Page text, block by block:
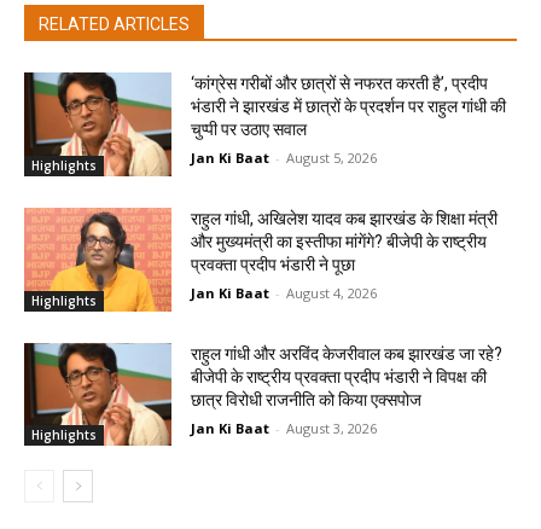
RELATED ARTICLES
Highlights
‘कांग्रेस गरीबों और छात्रों से नफरत करती है’, प्रदीप
भंडारी ने झारखंड में छात्रों के प्रदर्शन पर राहुल गांधी की
चुप्पी पर उठाए सवाल
Jan Ki Baat - August 5, 2026
Highlights
राहुल गांधी, अखिलेश यादव कब झारखंड के शिक्षा मंत्री
और मुख्यमंत्री का इस्तीफा मांगेंगे? बीजेपी के राष्ट्रीय
प्रवक्ता प्रदीप भंडारी ने पूछा
Jan Ki Baat - August 4, 2026
Highlights
राहुल गांधी और अरविंद केजरीवाल कब झारखंड जा रहे?
बीजेपी के राष्ट्रीय प्रवक्ता प्रदीप भंडारी ने विपक्ष की
छात्र विरोधी राजनीति को किया एक्सपोज
Jan Ki Baat - August 3, 2026